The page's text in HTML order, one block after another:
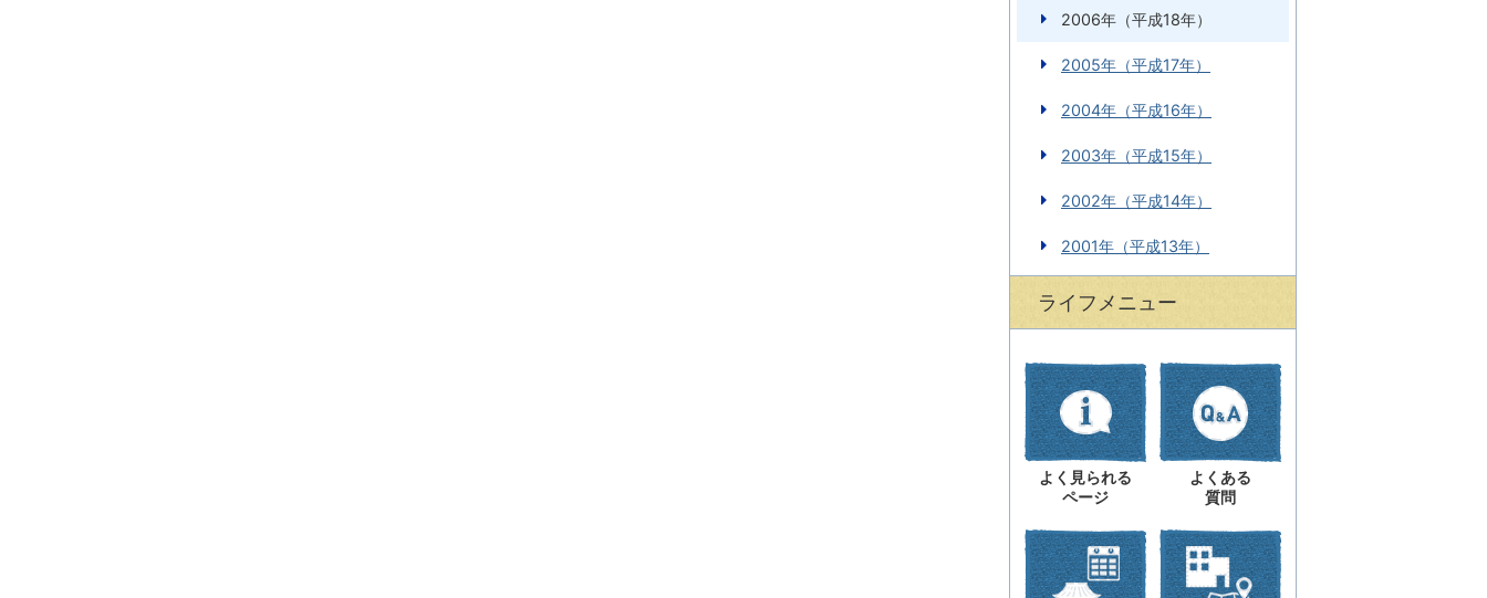
2006年（平成18年）
2005年（平成17年）
2004年（平成16年）
2003年（平成15年）
2002年（平成14年）
2001年（平成13年）
ライフメニュー
よく見られる
ページ
よくある
質問